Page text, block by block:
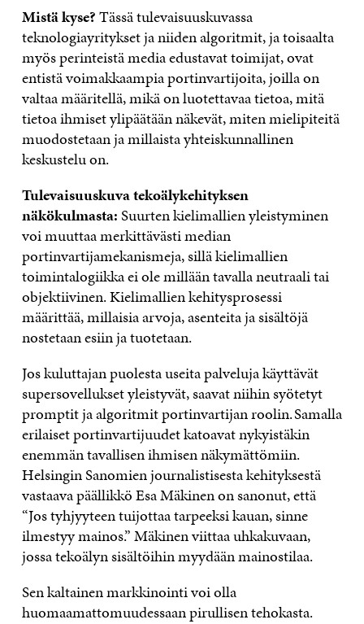
Mistä kyse?Tässä tulevaisuuskuvassa
teknologiayritykset ja niiden algoritmit, ja toisaalta
myös perinteistä media edustavat toimijat, ovat
entistä voimakkaampia portinvartijoita, joilla on
valtaa määritellä, mikä on luotettavaa tietoa, mitä
tietoa ihmiset ylipäätään näkevät, miten mielipiteitä
muodostetaan ja millaista yhteiskunnallinen
keskustelu on.
Tulevaisuuskuva tekoälykehityksen
näkökulmasta:Suurten kielimallien yleistyminen
voi muuttaa merkittävästi median
portinvartijamekanismeja, sillä kielimallien
toimintalogiikka ei ole millään tavalla neutraali tai
objektiivinen. Kielimallien kehitysprosessi
määrittää, millaisia arvoja, asenteita ja sisältöjä
nostetaan esiin ja tuotetaan.
Jos kuluttajan puolesta useita palveluja käyttävät
supersovellukset yleistyvät, saavat niihin syötetyt
promptit ja algoritmit portinvartijan roolin. Samalla
erilaiset portinvartijuudet katoavat nykyistäkin
enemmän tavallisen ihmisen näkymättömiin.
Helsingin Sanomien journalistisesta kehityksestä
vastaava päällikkö Esa Mäkinen on sanonut, että
“Jos tyhjyyteen tuijottaa tarpeeksi kauan, sinne
ilmestyy mainos.” Mäkinen viittaa uhkakuvaan,
jossa tekoälyn sisältöihin myydään mainostilaa.
Sen kaltainen markkinointi voi olla
huomaamattomuudessaan pirullisen tehokasta.